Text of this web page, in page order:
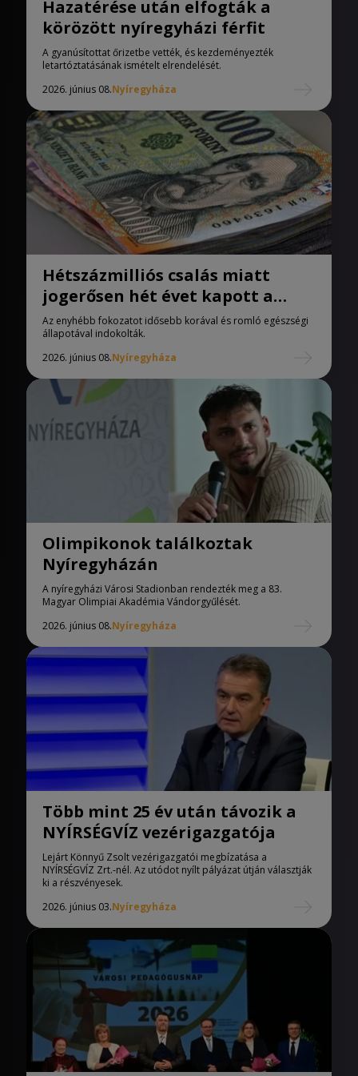
Hazatérése után elfogták a
körözött nyíregyházi férfit
A gyanúsítottat őrizetbe vették, és kezdeményezték
letartóztatásának ismételt elrendelését.
2026. június 08.Nyíregyháza
Hétszázmilliós csalás miatt
jogerősen hét évet kapott a
vádlott
Az enyhébb fokozatot idősebb korával és romló egészségi
állapotával indokolták.
2026. június 08.Nyíregyháza
Olimpikonok találkoztak
Nyíregyházán
A nyíregyházi Városi Stadionban rendezték meg a 83.
Magyar Olimpiai Akadémia Vándorgyűlését.
2026. június 08.Nyíregyháza
Több mint 25 év után távozik a
NYÍRSÉGVÍZ vezérigazgatója
Lejárt Könnyű Zsolt vezérigazgatói megbízatása a
NYÍRSÉGVÍZ Zrt.-nél. Az utódot nyílt pályázat útján választják
ki a részvényesek.
2026. június 03.Nyíregyháza